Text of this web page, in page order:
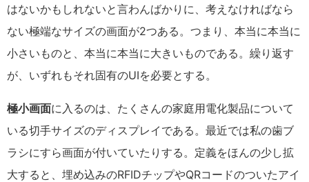
はないかもしれないと言わんばかりに、考えなければなら
ない極端なサイズの画面が2つある。つまり、本当に本当に
小さいものと、本当に本当に大きいものである。繰り返す
が、いずれもそれ固有のUIを必要とする。
極小画面に入るのは、たくさんの家庭用電化製品について
いる切手サイズのディスプレイである。最近では私の歯ブ
ラシにすら画面が付いていたりする。定義をほんの少し拡
大すると、埋め込みのRFIDチップやQRコードのついたアイ